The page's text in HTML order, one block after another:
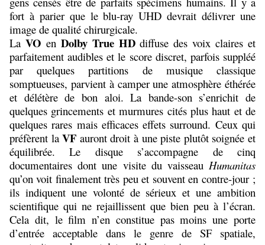
fort à parier que le blu-ray UHD devrait délivrer une
image de qualité chirurgicale.
La VO en Dolby True HDdiffuse des voix claires et
parfaitement audibles et le score discret, parfois suppléé
par quelques partitions de musique classique
somptueuses, parvient à camper une atmosphère éthérée
et délétère de bon aloi. La bande-son s’enrichit de
quelques grincements et murmures cités plus haut et de
quelques rares mais efficaces effets surround. Ceux qui
préfèrent laVF auront droit à une piste plutôt soignée et
équilibrée. Le disque s’accompagne de cinq
documentaires dont une visite du vaisseau Humanitas
qu’on voit finalement très peu et souvent en contre-jour ;
ils indiquent une volonté de sérieux et une ambition
scientifique qui ne rejaillissent que bien peu à l’écran.
Cela dit, le film n’en constitue pas moins une porte
d’entrée acceptable dans le genre de SF spatiale,